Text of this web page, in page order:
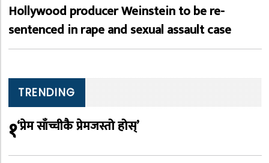
Hollywood producer Weinstein to be re-
sentenced in rape and sexual assault case
TRENDING
१‘प्रेम साँच्चीकै प्रेमजस्तो होस्’